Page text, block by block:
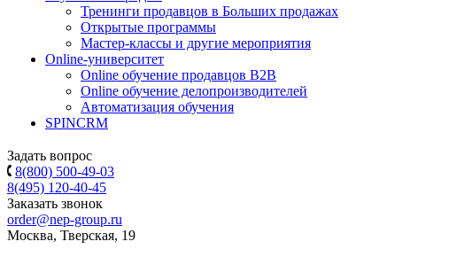
Тренинги продавцов в Больших продажах
Открытые программы
Мастер-классы и другие мероприятия
Online-университет
Online обучение продавцов B2B
Online обучение делопроизводителей
Автоматизация обучения
SPINCRM
Задать вопрос
8(800) 500-49-03
8(495) 120-40-45
Заказать звонок
order@nep-group.ru
Москва, Тверская, 19